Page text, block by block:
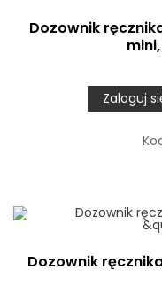
Dozownik
Zaloguj
Dozownik